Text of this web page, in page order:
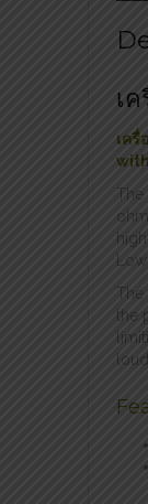
เ
เค
The
the